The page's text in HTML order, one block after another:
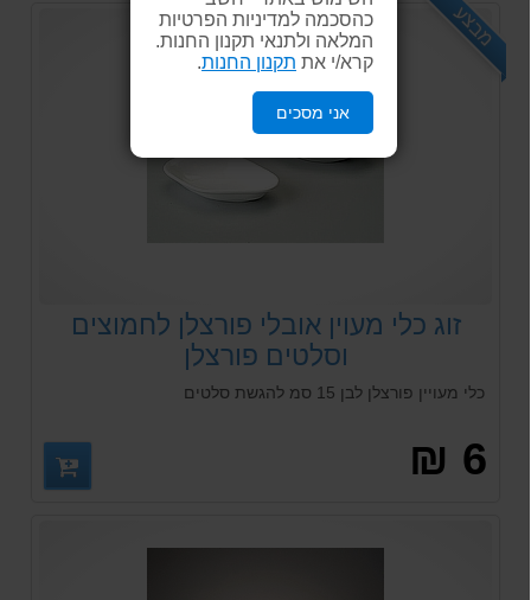
כהסכמה למדיניות הפרטיות
המלאה ולתנאי תקנון החנות.
קרא/י את תקנון החנות.
אני מסכים
מבצע
זוג כלי מעוין אובלי פורצלן לחמוצים
וסלטים פורצלן
כלי מעויין פורצלן לבן 15 סמ להגשת סלטים
6 ₪